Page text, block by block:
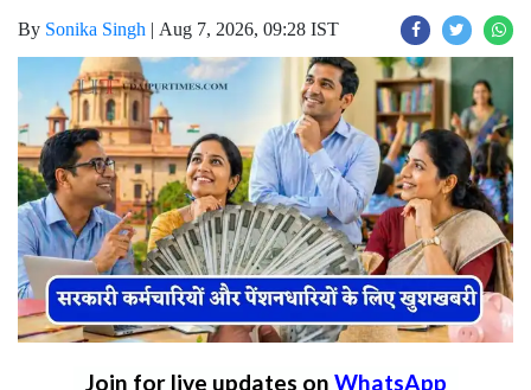
By Sonika Singh | Aug 7, 2026, 09:28 IST
Join for live updates on WhatsApp